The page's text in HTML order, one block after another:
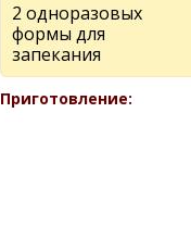
2 одноразовых
формы для
запекания
Приготовление: